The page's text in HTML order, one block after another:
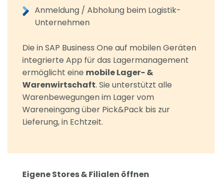
Anmeldung / Abholung beim Logistik-
Unternehmen
Die in SAP Business One auf mobilen Geräten
integrierte App für das Lagermanagement
ermöglicht eine mobile Lager- &
Warenwirtschaft. Sie unterstützt alle
Warenbewegungen im Lager vom
Wareneingang über Pick&Pack bis zur
Lieferung, in Echtzeit.
Eigene Stores & Filialen öffnen